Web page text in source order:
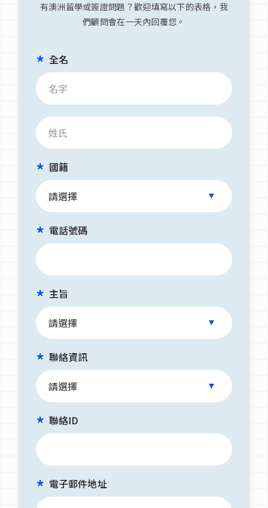
有澳洲留學或簽證問題？歡迎填寫以下的表格，我
們顧問會在一天內回覆您。
全名
國籍
電話號碼
主旨
聯絡資訊
聯絡ID
電子郵件地址